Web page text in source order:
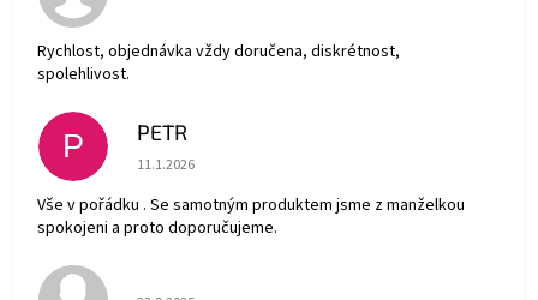
Rychlost, objednávka vždy doručena, diskrétnost,
spolehlivost.
P PETR
Hodnocení obchodu je 5 z 5 hvězdiček.
11.1.2026
Vše v pořádku . Se samotným produktem jsme z manželkou
spokojeni a proto doporučujeme.